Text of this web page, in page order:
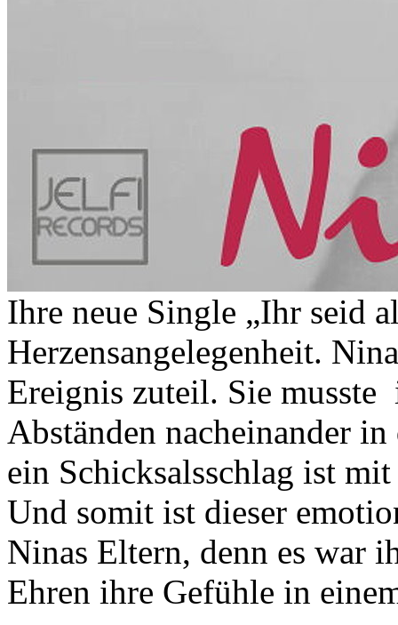
Ihre neue Single „Ihr seid
Herzensangelegenheit.
Ereignis zuteil. Sie
Abständen nacheinander
ein Schicksalsschlag ist
Und somit ist dieser
Ninas Eltern, denn es war
Ehren ihre Gefühle in